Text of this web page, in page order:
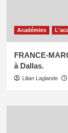
Académies
FRANCE-
à Dallas.
Lilian Laglande